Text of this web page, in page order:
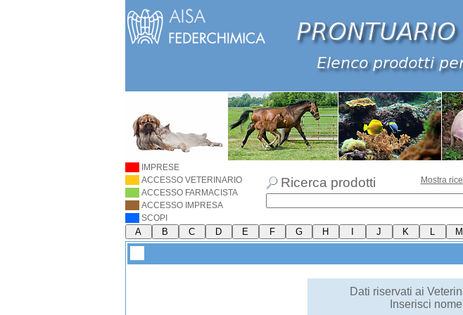
IMPRESE
ACCESSO VETERINARIO
ACCESSO FARMACISTA
ACCESSO IMPRESA
SCOPI
Ricerca prodotti Mostra
Dati riservati ai
Inserisci